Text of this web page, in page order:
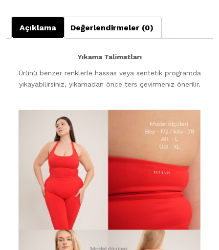
Açıklama Değerlendirmeler (0)
Yıkama Talimatları
Ürünü benzer renklerle hassas veya sentetik programda
yıkayabilirsiniz, yıkamadan önce ters çevirmeniz önerilir.